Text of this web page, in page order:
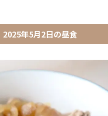
2025年5月2日の昼食